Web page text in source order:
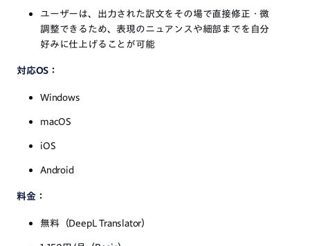
ユーザーは、出力された訳文をその場で直接修正・微
調整できるため、表現のニュアンスや細部までを自分
好みに仕上げることが可能
対応OS：
Windows
macOS
iOS
Android
料金：
無料（DeepL Translator）